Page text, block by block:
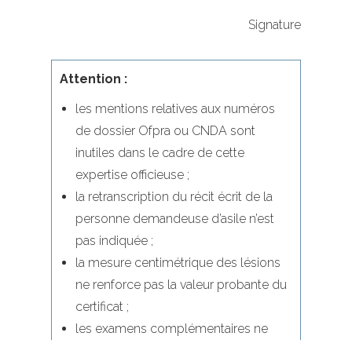
Signature
Attention :
les mentions relatives aux numéros
de dossier Ofpra ou CNDA sont
inutiles dans le cadre de cette
expertise officieuse ;
la retranscription du récit écrit de la
personne demandeuse d’asile n’est
pas indiquée ;
la mesure centimétrique des lésions
ne renforce pas la valeur probante du
certificat ;
les examens complémentaires ne